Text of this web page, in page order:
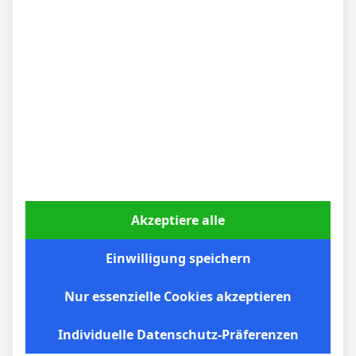
Antwort
Akzeptiere alle
Einwilligung speichern
Nur essenzielle Cookies akzeptieren
Individuelle Datenschutz-Präferenzen